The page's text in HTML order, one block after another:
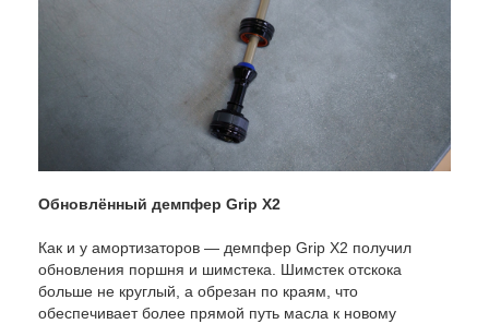
Обновлённый демпфер Grip X2
Как и у амортизаторов — демпфер Grip X2 получил
обновления поршня и шимстека. Шимстек отскока
больше не круглый, а обрезан по краям, что
обеспечивает более прямой путь масла к новому